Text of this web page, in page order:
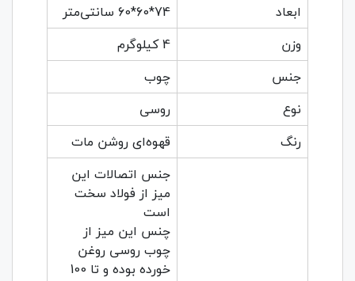
ابعاد
74*60*60 سانتی‌متر
وزن
4 کیلوگرم
جنس
چوب
نوع
روسی
رنگ
قهوه‌ای روشن مات
جنس اتصالات این
میز از فولاد سخت
است
چنس این میز از
چوب روسی روغن
خورده بوده و تا 100